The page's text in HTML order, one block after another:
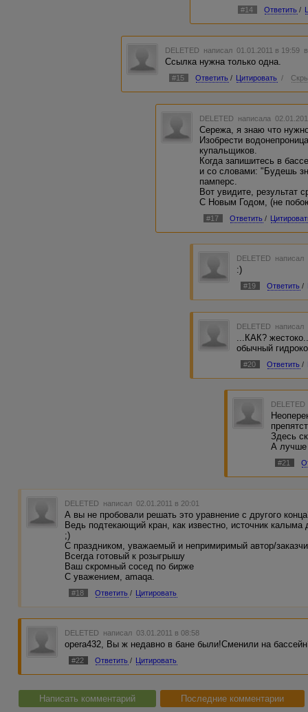
#14 Ответить /
DELETED написал 01.01.2011 в 19:59
Ссылка нужна только одна.
#15 Ответить / Цитировать /
DELETED написала
Сережа, я знаю что
Изобрести
купальщиков.
Когда запишитесь в
и со словами: "Будешь
памперс.
Вот увидите, результат
С Новым Годом, (не
#17 Ответить /
DELETED написал
:)
#19 Ответить /
DELETED написал
...КАК?
обычный
#20 Ответить /
DELETED
Здесь
А лучше
#21
DELETED написал 02.01.2011 в 20:01
А вы не пробовали решать это уравнение с другого
Ведь подтекающий кран, как известно, источник калыма
;)
С праздником, уважаемый и непримиримый автор/
Всегда готовый к розыгрышу
Ваш скромный сосед по бирже
С уважением, amaqa.
#18 Ответить / Цитировать
DELETED написал 03.01.2011 в 08:58
opera432, Вы ж недавно в бане были!Сменили на
#22 Ответить / Цитировать
Написать комментарий Последние комментарии